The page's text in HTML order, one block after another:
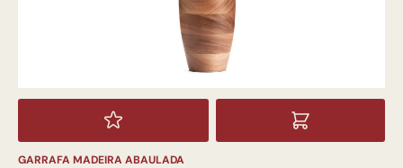
GARRAFA MADEIRA ABAULADA